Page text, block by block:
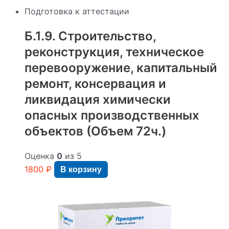
к
экзамена
в
Ростехнадзоре
–
протокол.
Количество
часов
обучения:
72
часа.
Подготовка к аттестации
Б.1.9. Строительство,
реконструкция, техническое
перевооружение, капитальный
ремонт, консервация и
ликвидация химически
опасных производственных
объектов (Объем 72ч.)
Оценка 0 из 5
1800 ₽ В корзину